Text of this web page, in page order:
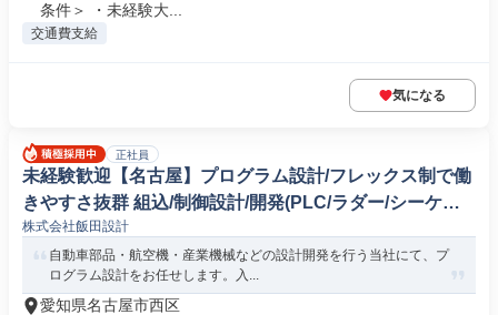
条件＞ ・未経験大...
交通費支給
気になる
正社員
未経験歓迎【名古屋】プログラム設計/フレックス制で働
きやすさ抜群 組込/制御設計/開発(PLC/ラダー/シーケン
ス制御)
株式会社飯田設計
自動車部品・航空機・産業機械などの設計開発を行う当社にて、プ
ログラム設計をお任せします。入...
愛知県名古屋市西区